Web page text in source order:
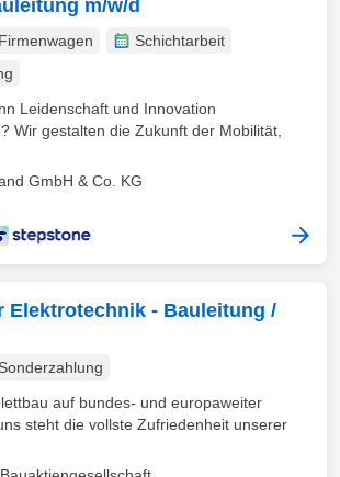
m/w/d
Firmenwagen
Schichtarbeit
Leidenschaft und Innovation
Wir gestalten die Zukunft der Mobilität,
GmbH & Co. KG
Elektrotechnik - Bauleitung /
Sonderzahlung
auf bundes- und europaweiter
steht die vollste Zufriedenheit unserer